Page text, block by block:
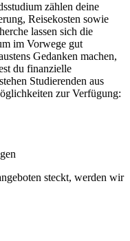
zählen deine
Reisekosten sowie
lassen sich die
im Vorwege gut
Gedanken machen,
du finanzielle
Studierenden aus
zur Verfügung:
steckt, werden wir